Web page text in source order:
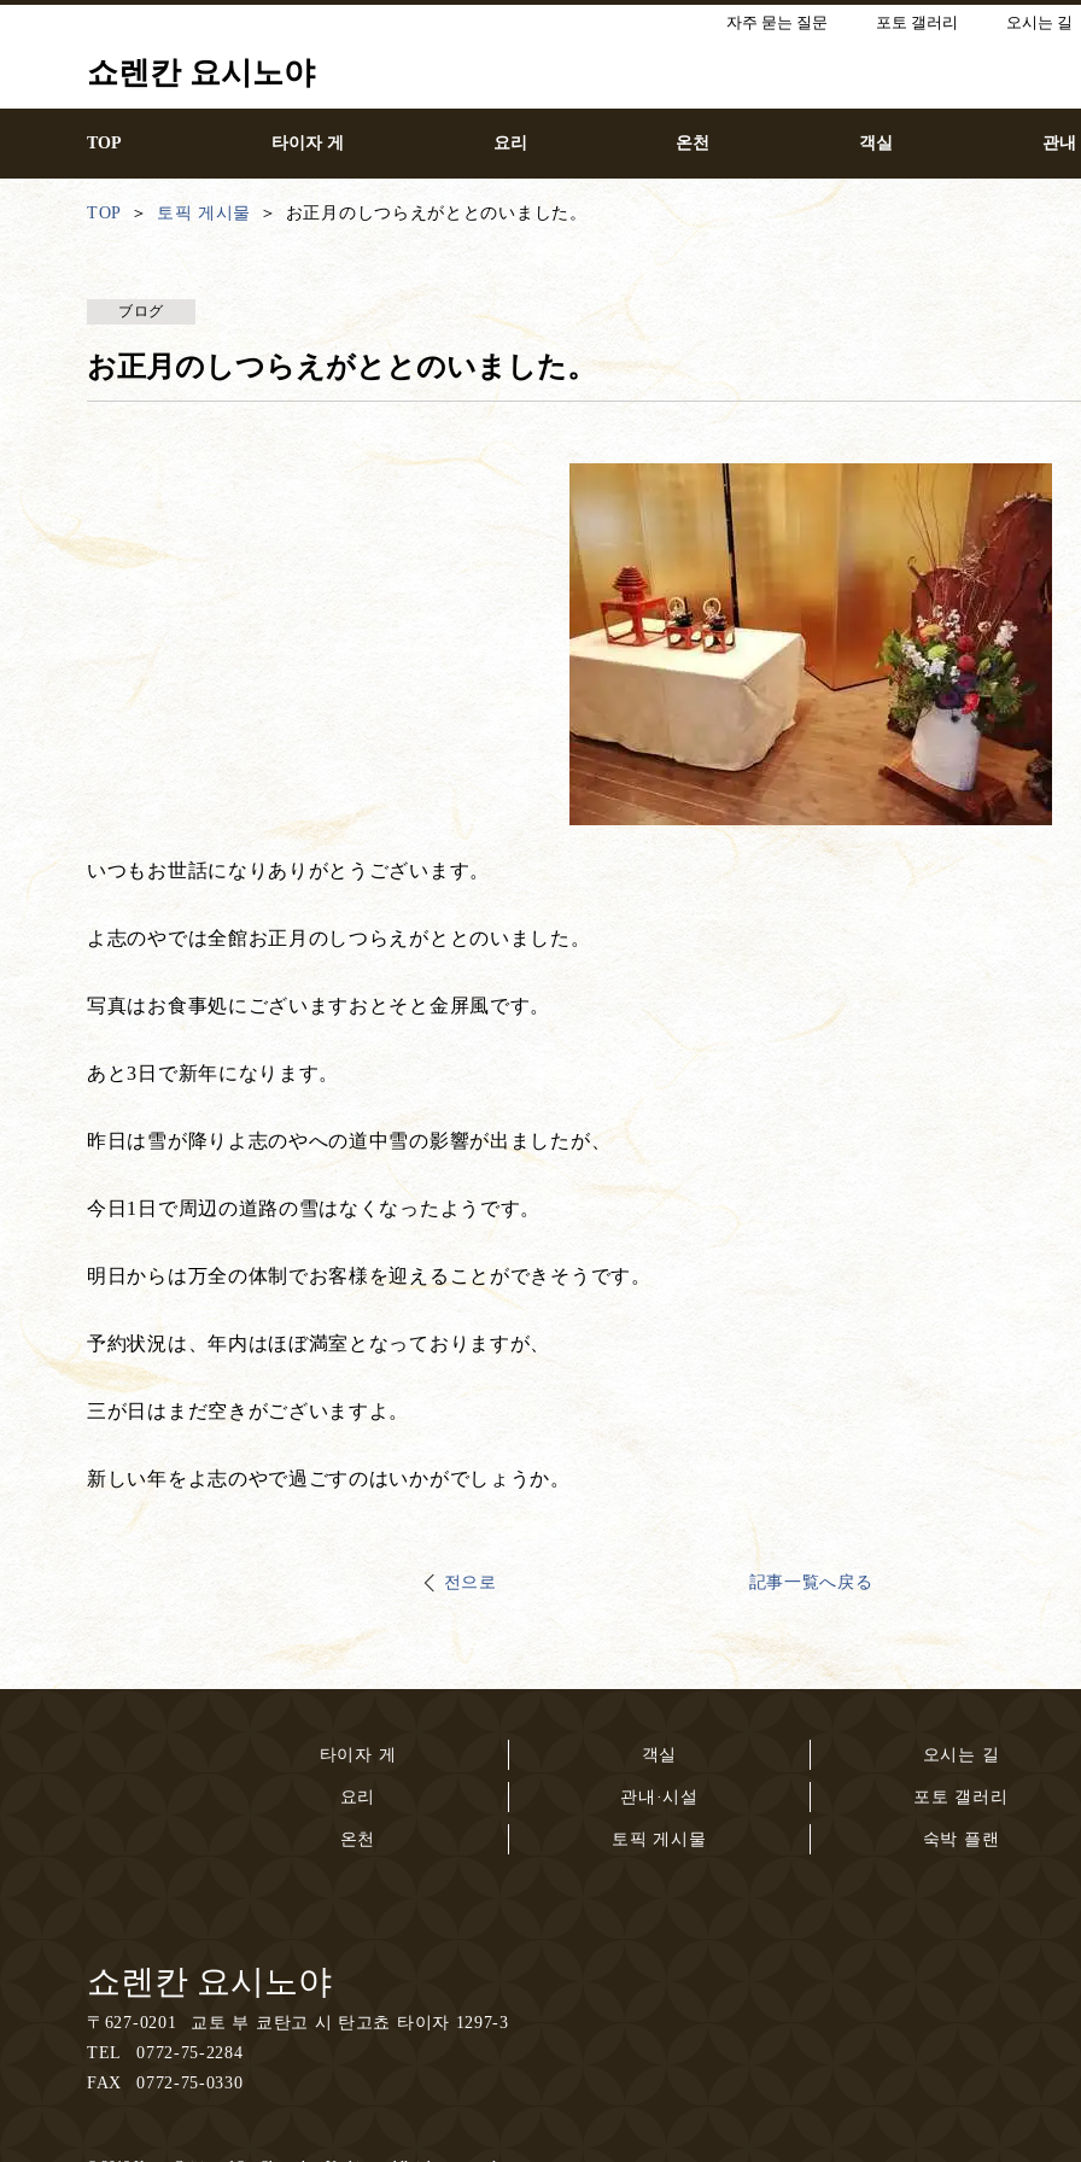
자주 묻는 질문 포토 갤러리 오시는 길
쇼렌칸 요시노야
TOP 타이자 게 요리 온천 객실 관내
TOP 토픽 게시물 お正月のしつらえがととのいました。
ブログ
お正月のしつらえがととのいました。
いつもお世話になりありがとうございます。
よ志のやでは全館お正月のしつらえがととのいました。
写真はお食事処にございますおとそと金屏風です。
あと3日で新年になります。
昨日は雪が降りよ志のやへの道中雪の影響が出ましたが、
今日1日で周辺の道路の雪はなくなったようです。
明日からは万全の体制でお客様を迎えることができそうです。
予約状況は、年内はほぼ満室となっておりますが、
三が日はまだ空きがございますよ。
新しい年をよ志のやで過ごすのはいかがでしょうか。
전으로 記事一覧へ戻る
타이자 게
요리
온천
객실
관내·시설
토픽 게시물
오시는 길
포토 갤러리
숙박 플랜
쇼렌칸 요시노야
〒 627-0201
교토 부 쿄탄고 시 탄고쵸 타이자 1297-3
TEL
0772-75-2284
FAX
0772-75-0330